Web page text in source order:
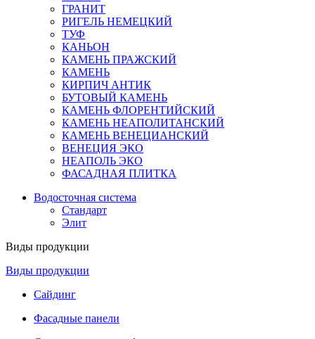
ГРАНИТ
РИГЕЛЬ НЕМЕЦКИЙ
ТУФ
КАНЬОН
КАМЕНЬ ПРАЖСКИЙ
КАМЕНЬ
КИРПИЧ АНТИК
БУТОВЫЙ КАМЕНЬ
КАМЕНЬ ФЛОРЕНТИЙСКИЙ
КАМЕНЬ НЕАПОЛИТАНСКИЙ
КАМЕНЬ ВЕНЕЦИАНСКИЙ
ВЕНЕЦИЯ ЭКО
НЕАПОЛЬ ЭКО
ФАСАДНАЯ ПЛИТКА
Водосточная система
Стандарт
Элит
Виды продукции
Виды продукции
Сайдинг
Фасадные панели